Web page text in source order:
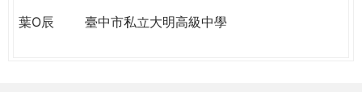
葉O辰
臺中市私立大明高級中學